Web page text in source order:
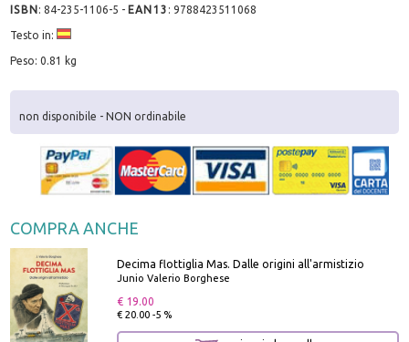
ISBN:84-235-1106-5 - EAN13 :9788423511068
Testo in:
Peso: 0.81 kg
non disponibile - NON ordinabile
COMPRA ANCHE
Decima flottiglia Mas. Dalle origini all'armistizio
Junio Valerio Borghese
€ 19.00
€ 20.00 -5 %